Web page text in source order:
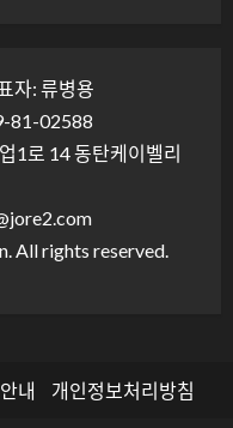
자: 류병용
81-02588
1로 14 동탄케이벨리
All rights reserved.
내 개인정보처리방침